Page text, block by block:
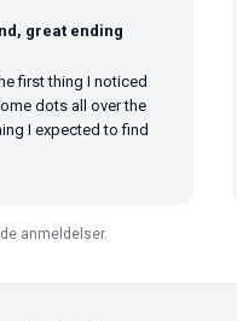
great ending
thing I noticed
dots all over the
I expected to find
anmeldelser.